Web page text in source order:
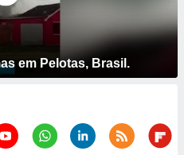
em Pelotas, Brasil.